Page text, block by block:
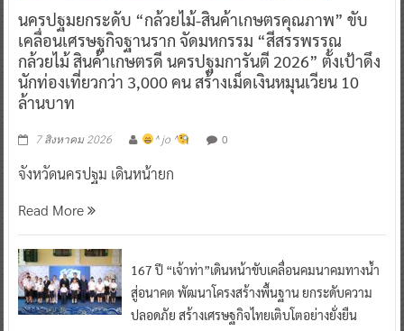
นครปฐมยกระดับ “กล้วยไม้-สินค้าเกษตรคุณภาพ” ขับ
เคลื่อนเศรษฐกิจฐานราก จัดมหกรรม “สีสรรพรรณ
กล้วยไม้ สินค้าเกษตรดี นครปฐมการันตี 2026” ตั้งเป้าดึง
นักท่องเที่ยวกว่า 3,000 คน สร้างเม็ดเงินหมุนเวียน 10
ล้านบาท
7 สิงหาคม 2026 ^ jo ^ 0
จังหวัดนครปฐม เดินหน้ายก
Read More
167 ปี “เจ้าท่า”เดินหน้าขับเคลื่อนคมนาคมทางน้ำ
สู่อนาคต พัฒนาโครงสร้างพื้นฐาน ยกระดับความ
ปลอดภัย สร้างเศรษฐกิจไทยเติบโตอย่างยั่งยืน